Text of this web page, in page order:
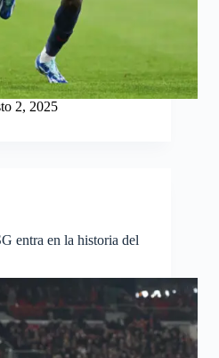
2, 2025
entra en la historia del